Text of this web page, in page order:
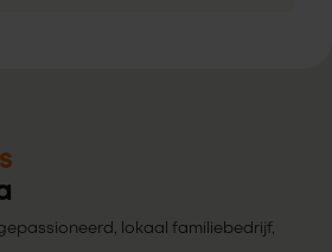
lokaal familiebedrijf,